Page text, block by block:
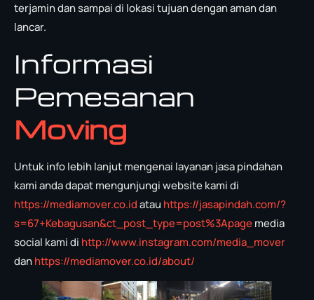
terjamin dan sampai di lokasi tujuan dengan aman dan
lancar.
Informasi
Pemesanan
Moving
Untuk info lebih lanjut mengenai layanan jasa pindahan
kami anda dapat mengunjungi website kami di
https://mediamover.co.idatau https://jasapindah.com/?
s=67+Kebagusan&ct_post_type=post%3Apagemedia
social kami di http://www.instagram.com/media_mover
danhttps://mediamover.co.id/about/